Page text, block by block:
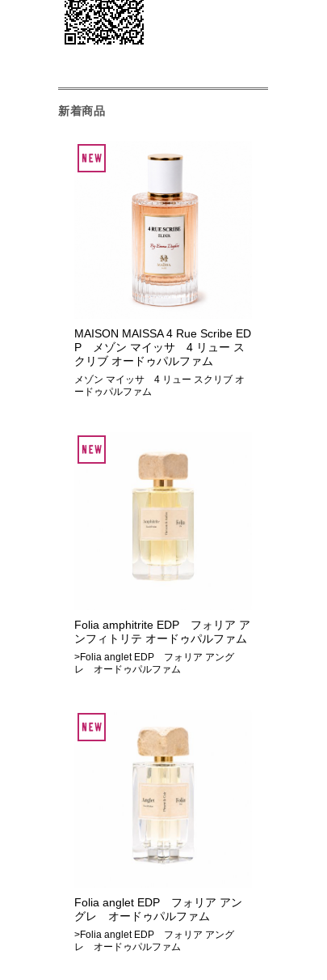
新着商品
MAISON MAISSA 4 Rue Scribe ED
P メゾン マイッサ 4 リュー ス
クリブ オードゥパルファム
メゾン マイッサ 4 リュー スクリブ オ
ードゥパルファム
Folia amphitrite EDP フォリア ア
ンフィトリテ オードゥパルファム
>Folia anglet EDP フォリア アング
レ オードゥパルファム
Folia anglet EDP フォリア アン
グレ オードゥパルファム
>Folia anglet EDP フォリア アング
レ オードゥパルファム